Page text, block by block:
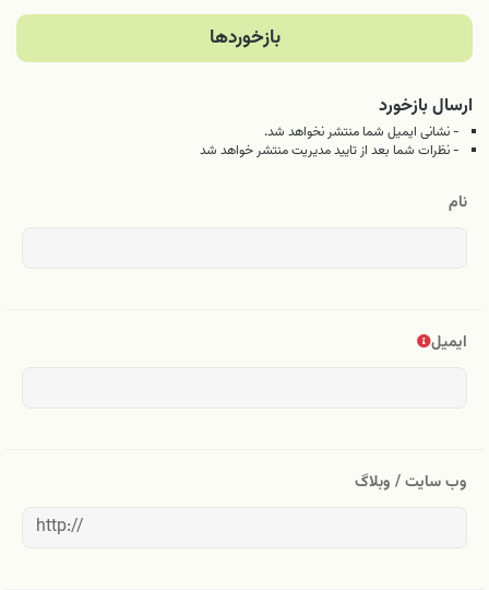
بازخوردها
ارسال بازخورد
- نشانی ایمیل شما منتشر نخواهد شد.
- نظرات شما بعد از تایید مدیریت منتشر خواهد شد
نام
ایمیل
وب سایت / وبلاگ